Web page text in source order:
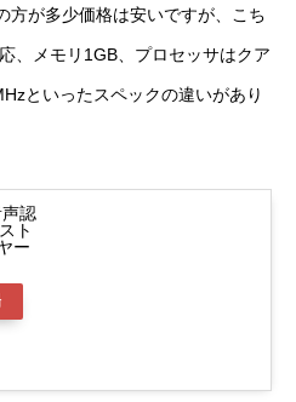
方が多少価格は安いですが、こち
、メモリ1GB、プロセッサはクア
といったスペックの違いがあり
認
ト
ー